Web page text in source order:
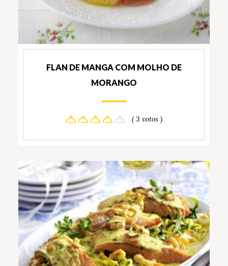
FLAN DE MANGA COM MOLHO DE
MORANGO
( 3 votos )